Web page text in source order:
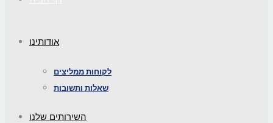
אודותינו
לקוחות ממליצים
שאלות ותשובות
השירותים שלנו